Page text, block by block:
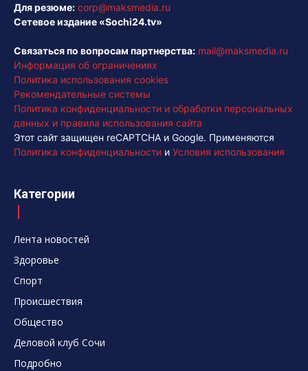
Для резюме: corp@maksmedia.ru
Сетевое издание «Sochi24.tv»
Связаться по вопросам партнерства: mail@maksmedia.ru
Информация об ограничениях
Политика использования cookies
Рекомендательные системы
Политика конфиденциальности и обработки персональных
данных и правила использования сайта
Этот сайт защищен reCAPTCHA и Google. Применяются
Политика конфиденциальности и Условия использования
Категории
Лента новостей
Здоровье
Спорт
Происшествия
Общество
Деловой клуб Сочи
Подробно